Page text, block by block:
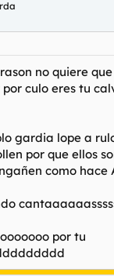
no quiere
culo eres tu
gardia lope a
por que ellos
como hace
por tu